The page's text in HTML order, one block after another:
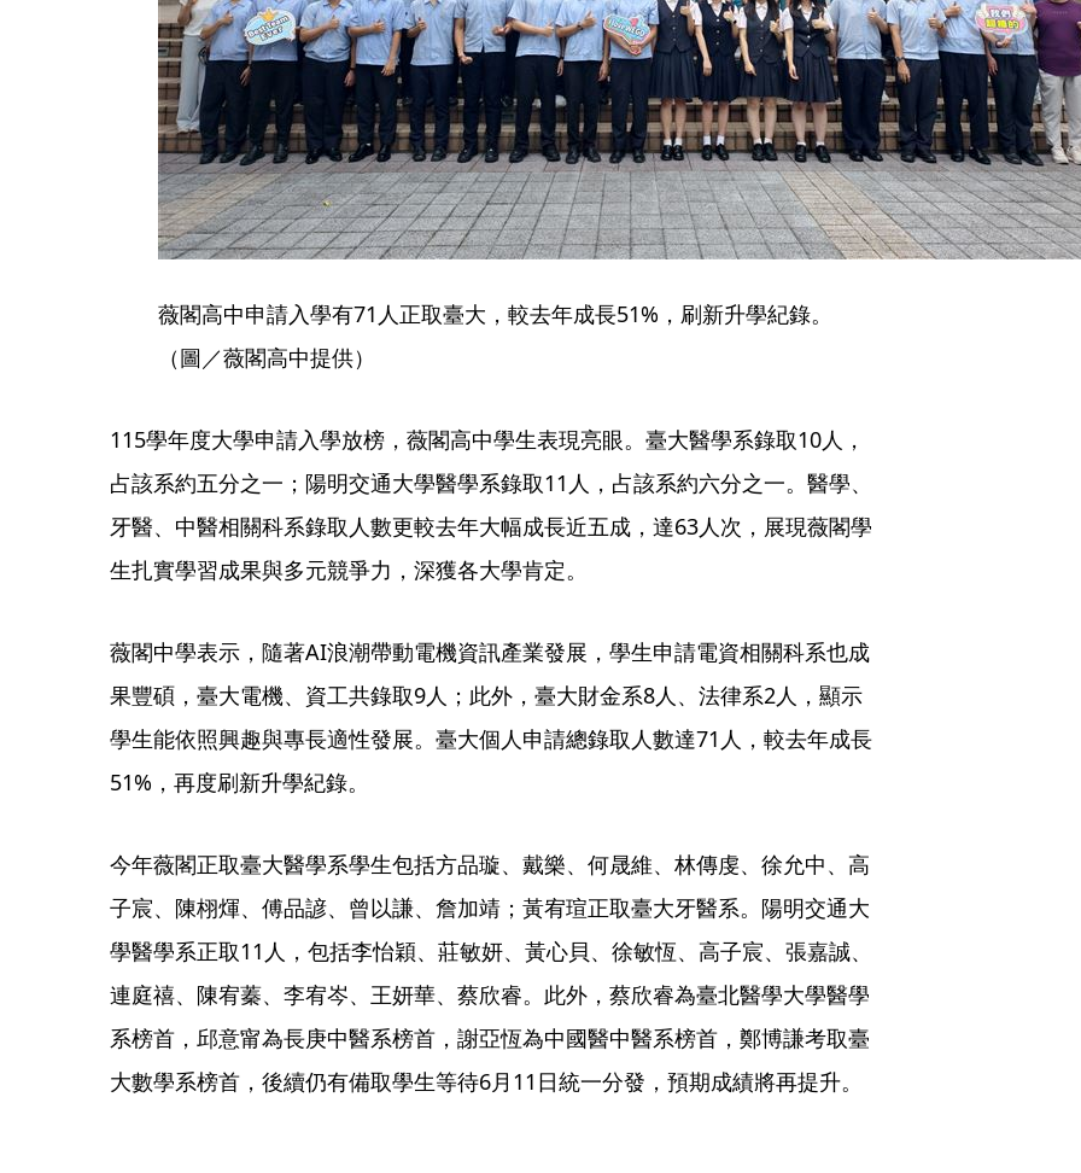
薇閣高中申請入學有71人正取臺大，較去年成長51%，刷新升學紀錄。
（圖／薇閣高中提供）
115學年度大學申請入學放榜，薇閣高中學生表現亮眼。臺大醫學系錄取10人，
占該系約五分之一；陽明交通大學醫學系錄取11人，占該系約六分之一。醫學、
牙醫、中醫相關科系錄取人數更較去年大幅成長近五成，達63人次，展現薇閣學
生扎實學習成果與多元競爭力，深獲各大學肯定。
薇閣中學表示，隨著AI浪潮帶動電機資訊產業發展，學生申請電資相關科系也成
果豐碩，臺大電機、資工共錄取9人；此外，臺大財金系8人、法律系2人，顯示
學生能依照興趣與專長適性發展。臺大個人申請總錄取人數達71人，較去年成長
51%，再度刷新升學紀錄。
今年薇閣正取臺大醫學系學生包括方品璇、戴樂、何晟維、林傳虔、徐允中、高
子宸、陳栩煇、傅品諺、曾以謙、詹加靖；黃宥瑄正取臺大牙醫系。陽明交通大
學醫學系正取11人，包括李怡穎、莊敏妍、黃心貝、徐敏恆、高子宸、張嘉誠、
連庭禧、陳宥蓁、李宥岑、王妍華、蔡欣睿。此外，蔡欣睿為臺北醫學大學醫學
系榜首，邱意甯為長庚中醫系榜首，謝亞恆為中國醫中醫系榜首，鄭博謙考取臺
大數學系榜首，後續仍有備取學生等待6月11日統一分發，預期成績將再提升。